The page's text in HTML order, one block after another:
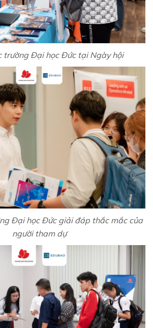
trường Đại học Đức tại Ngày hội
Đại học Đức giải đáp thắc mắc của
người tham dự